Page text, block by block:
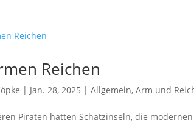
Reichen
| Jan. 28, 2025 |Allgemein,Arm und
Piraten hatten Schatzinseln, die